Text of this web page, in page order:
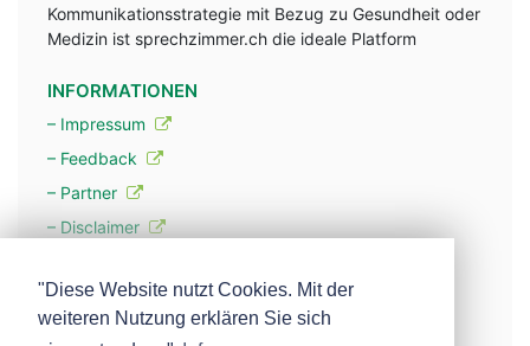
Kommunikationsstrategie mit Bezug zu Gesundheit oder
Medizin ist sprechzimmer.ch die ideale Platform
INFORMATIONEN
– Impressum
– Feedback
– Partner
– Disclaimer
– Werbung
"Diese Website nutzt Cookies. Mit der
weiteren Nutzung erklären Sie sich